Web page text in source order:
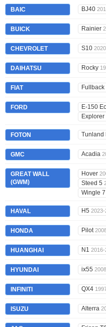
BAIC BJ40
BUICK Rainier
CHEVROLET S10
DAIHATSU Rocky
FIAT Fullback
FORD E-150
Explorer
FOTON Tunland
GMC Acadia
GREAT WALL
(GWM)
Hover
Steed 5
Wingle 7
HAVAL H5 2023-
HONDA Pilot
HUANGHAI N1 2016-
HYUNDAI ix55
INFINITI QX4
ISUZU Alterra